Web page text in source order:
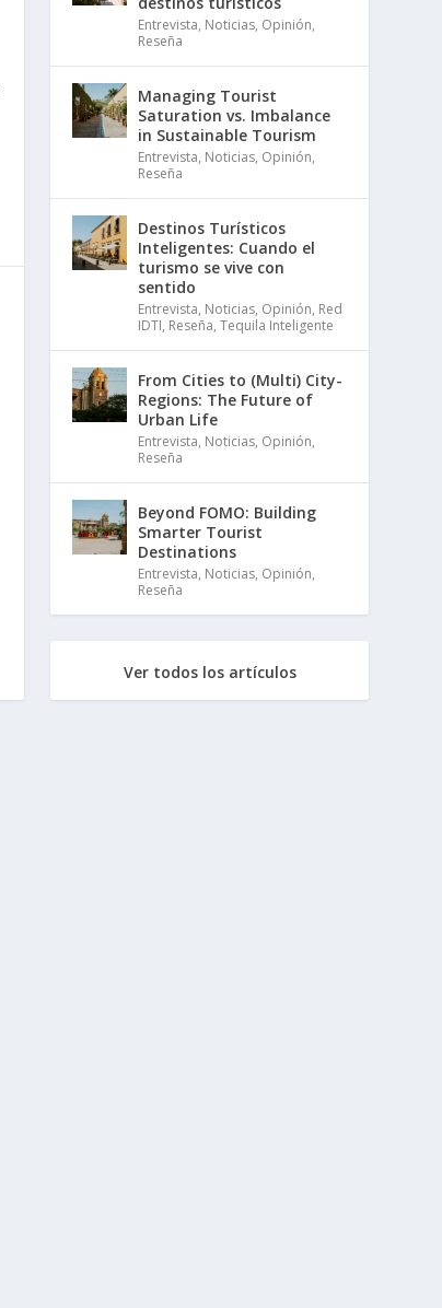
Entrevista, Noticias, Opinión,
Reseña
Managing Tourist
Saturation vs. Imbalance
in Sustainable Tourism
Entrevista, Noticias, Opinión,
Reseña
Destinos Turísticos
Inteligentes: Cuando el
turismo se vive con
sentido
Entrevista, Noticias, Opinión, Red
IDTI, Reseña,Tequila Inteligente
From Cities to (Multi) City-
Regions: The Future of
Urban Life
Entrevista, Noticias, Opinión,
Reseña
Beyond FOMO: Building
Smarter Tourist
Destinations
Entrevista, Noticias, Opinión,
Reseña
Ver todos los artículos